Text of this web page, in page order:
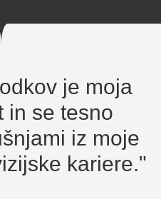
je moja
in se tesno
iz moje
kariere."